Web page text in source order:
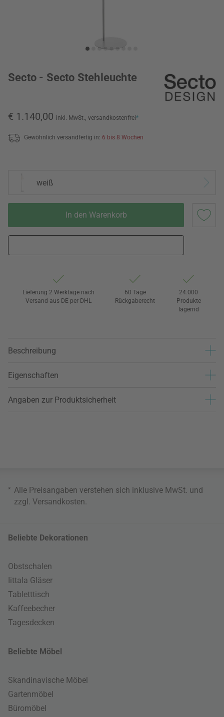
Secto - Secto Stehleuchte
€ 1.140,00 inkl. MwSt., versandkostenfrei*
Gewöhnlich versandfertig in: 6 bis 8 Wochen
weiß
In den Warenkorb
Lieferung 2 Werktage nach
Versand aus DE per DHL
60 Tage
Rückgaberecht
24.000
Produkte
lagernd
Beschreibung
Eigenschaften
Angaben zur Produktsicherheit
* Alle Preisangaben verstehen sich inklusive MwSt. und
zzgl. Versandkosten.
Beliebte Dekorationen
Obstschalen
Iittala Gläser
Tabletttisch
Kaffeebecher
Tagesdecken
Beliebte Möbel
Skandinavische Möbel
Gartenmöbel
Büromöbel